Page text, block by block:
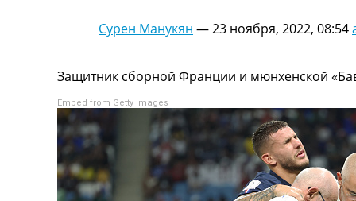
Рейтинги
Турниры
Чемпионат Мира
Украина. Премьер-Лига
Украина. Первая Лига
Лига Чемпионов
Англия. Премьер Лига
Испания. Ла Лига
Сурен Манукян —23 ноября, 2022, 08:54
Защитник сборной Франции и мюнхенской
Embed from Getty Images